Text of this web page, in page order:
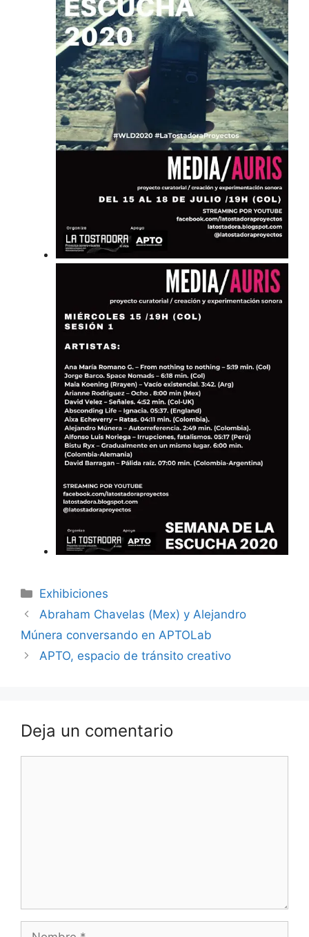
Categorías
Exhibiciones
Abraham Chavelas (Mex) y Alejandro
Múnera conversando en APTOLab
APTO, espacio de tránsito creativo
Deja un comentario